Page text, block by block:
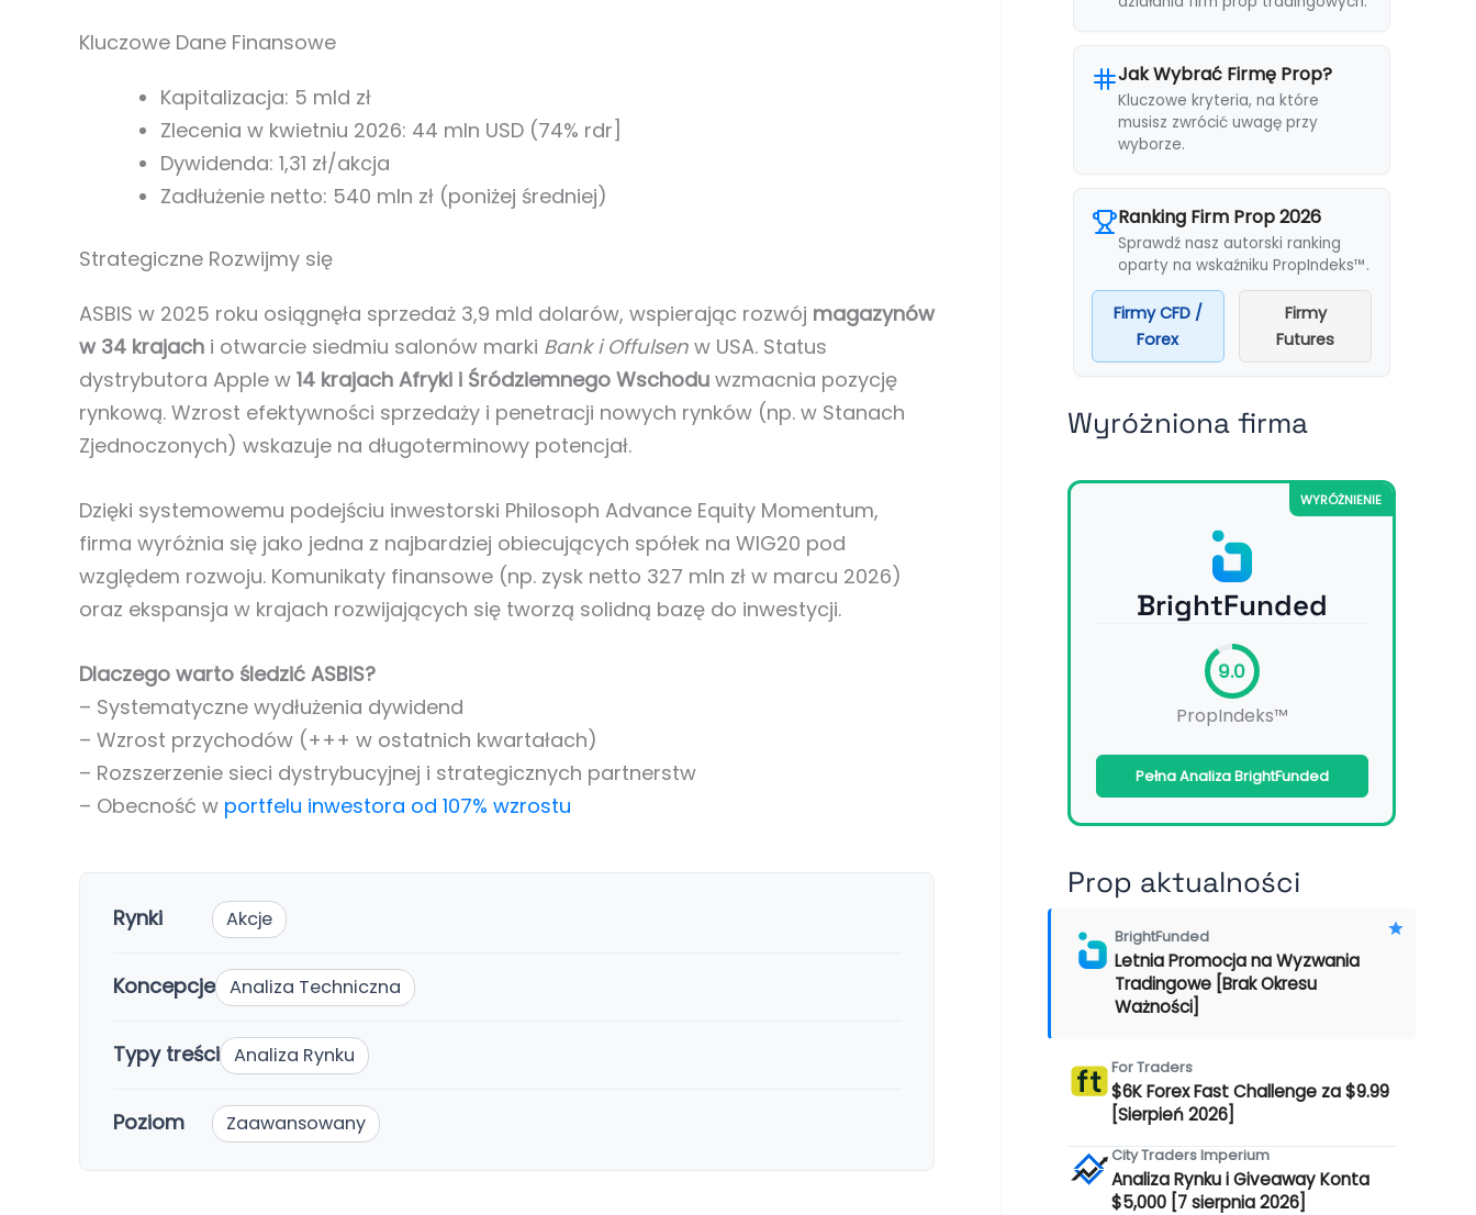
Kluczowe Dane Finansowe
Kapitalizacja: 5 mld zł
Zlecenia w kwietniu 2026: 44 mln USD (74% rdr]
Dywidenda: 1,31 zł/akcja
Zadłużenie netto: 540 mln zł (poniżej średniej)
Strategiczne Rozwijmy się
ASBIS w 2025 roku osiągnęła sprzedaż 3,9 mld dolarów, wspierając rozwój magazynów
w 34 krajach i otwarcie siedmiu salonów marki Bank i Offulsen w USA. Status
dystrybutora Apple w 14 krajach Afryki i Śródziemnego Wschodu wzmacnia pozycję
rynkową. Wzrost efektywności sprzedaży i penetracji nowych rynków (np. w Stanach
Zjednoczonych) wskazuje na długoterminowy potencjał.
Dzięki systemowemu podejściu inwestorski Philosoph Advance Equity Momentum,
firma wyróżnia się jako jedna z najbardziej obiecujących spółek na WIG20 pod
względem rozwoju. Komunikaty finansowe (np. zysk netto 327 mln zł w marcu 2026)
oraz ekspansja w krajach rozwijających się tworzą solidną bazę do inwestycji.
Dlaczego warto śledzić ASBIS?
– Systematyczne wydłużenia dywidend
– Wzrost przychodów (+++ w ostatnich kwartałach)
– Rozszerzenie sieci dystrybucyjnej i strategicznych partnerstw
– Obecność w portfelu inwestora od 107% wzrostu
Rynki Akcje
Koncepcje Analiza Techniczna
Typy treści Analiza Rynku
Poziom Zaawansowany
Jak Wybrać Firmę Prop?
Kluczowe kryteria, na które
musisz zwrócić uwagę przy
wyborze.
Ranking Firm Prop 2026
Sprawdź nasz autorski ranking
oparty na wskaźniku PropIndeks™.
Firmy CFD /
Forex
Firmy
Futures
Wyróżniona firma
WYRÓŻNIENIE
BrightFunded
9.0
PropIndeks™
Pełna Analiza BrightFunded
Prop aktualności
BrightFunded
Letnia Promocja na Wyzwania
Tradingowe [Brak Okresu
Ważności]
For Traders
$6K Forex Fast Challenge za $9.99
[Sierpień 2026]
City Traders Imperium
Analiza Rynku i Giveaway Konta
$5,000 [7 sierpnia 2026]